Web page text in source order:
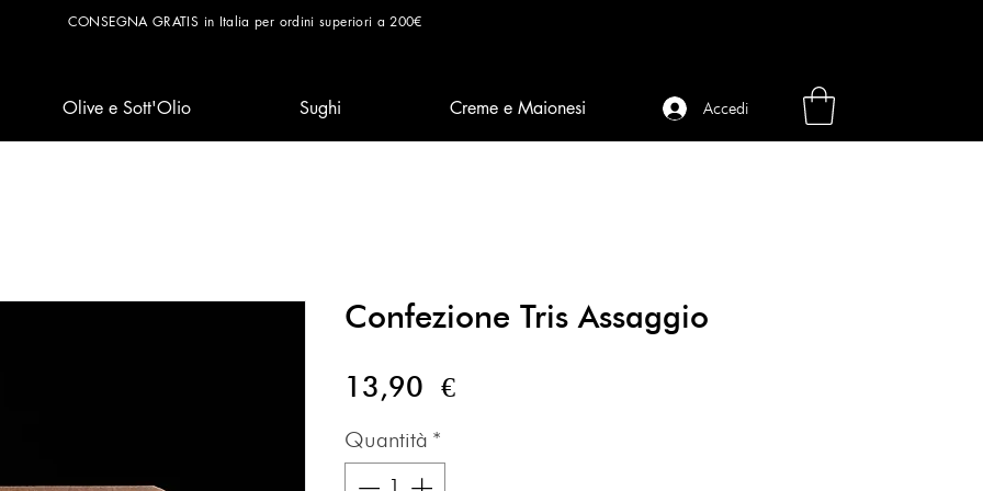
CONSEGNA GRATIS in Italia per ordini superiori a 200€
Accedi
Olive e Sott'Olio Sughi Creme e Maionesi
Confezione Tris Assaggio
13,90 €Prezzo
Quantità *